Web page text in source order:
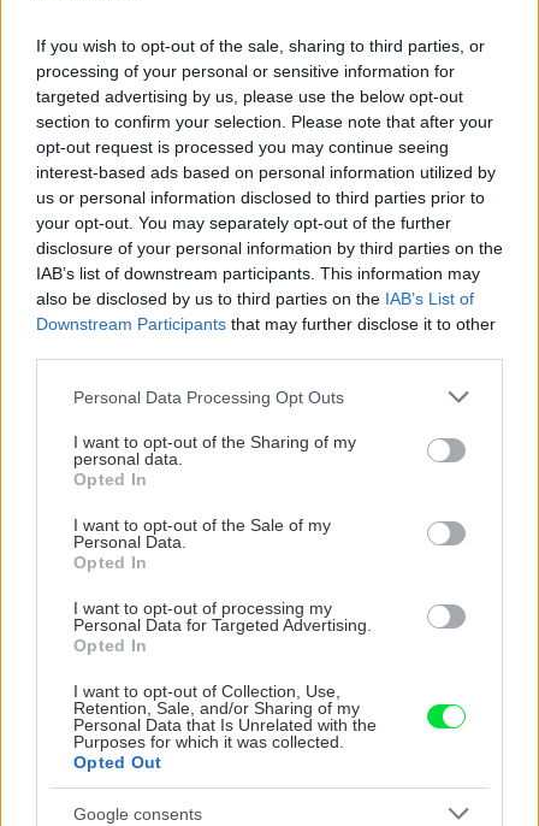
If you wish to opt-out of the sale, sharing to third parties, or
processing of your personal or sensitive information for
targeted advertising by us, please use the below opt-out
section to confirm your selection. Please note that after your
opt-out request is processed you may continue seeing
interest-based ads based on personal information utilized by
us or personal information disclosed to third parties prior to
your opt-out. You may separately opt-out of the further
disclosure of your personal information by third parties on the
IAB’s list of downstream participants. This information may
also be disclosed by us to third parties on the IAB’s List of
Downstream Participants that may further disclose it to other
Please note that this website/app uses one or more Google
not limited to your visit or usage behaviour. You may click to
grant or deny consent to Google and its third-party tags to
use your data for below specified purposes in below Google
consent section.
Personal Data Processing Opt Outs
I want to opt-out of the Sharing of my
personal data.
Opted In
I want to opt-out of the Sale of my
Personal Data.
Opted In
I want to opt-out of processing my
Personal Data for Targeted Advertising.
Opted In
I want to opt-out of Collection, Use,
Retention, Sale, and/or Sharing of my
Personal Data that Is Unrelated with the
Purposes for which it was collected.
Opted Out
Google consents
ZÁHRADA
Trvalky, ktoré znesú
sucho a teplo? Tieto
vysaďte na miesta, na
Nemusí to byť len
levanduľa! 7 fialových
krások, ktoré rozžiaria
ochabnuté izbové
rastliny? Pravda vás
možno prekvapí
nakladačiek: Ako ich
podporiť k druhej vlne
kvitnutia?